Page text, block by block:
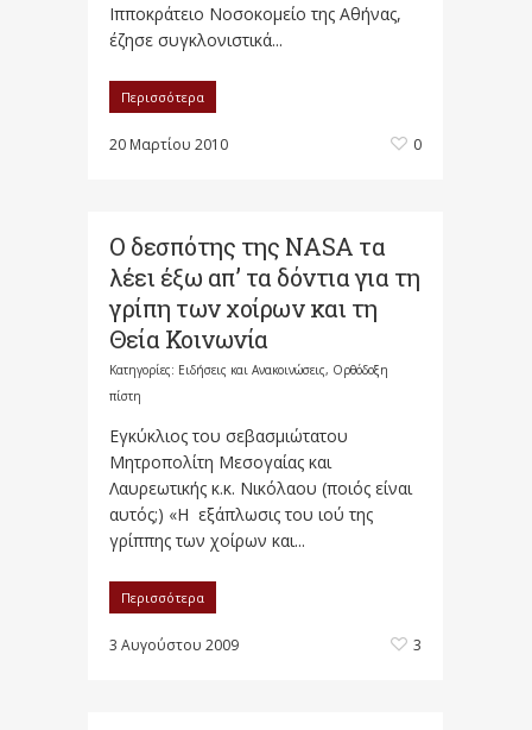
Ιπποκράτειο Νοσοκομείο της Αθήνας,
έζησε συγκλονιστικά...
Περισσότερα
20 Μαρτίου 2010 0
Ο δεσπότης της NASA τα
λέει έξω απ’ τα δόντια για τη
γρίπη των χοίρων και τη
Θεία Κοινωνία
Κατηγορίες: Ειδήσεις και Ανακοινώσεις, Ορθόδοξη
πίστη
Εγκύκλιος του σεβασμιώτατου
Μητροπολίτη Μεσογαίας και
Λαυρεωτικής κ.κ. Νικόλαου (ποιός είναι
αυτός;) «Η εξάπλωσις του ιού της
γρίππης των χοίρων και...
Περισσότερα
3 Αυγούστου 2009 3